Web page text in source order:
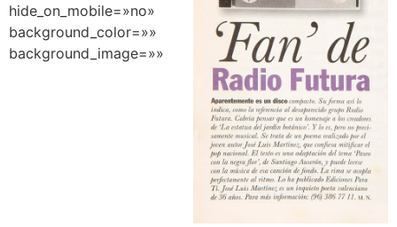
hide_on_mobile=»no»
background_color=»»
background_image=»»